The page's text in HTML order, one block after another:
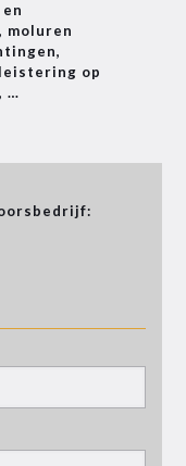
moluren
op
…